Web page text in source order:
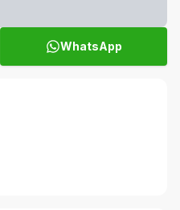
WhatsApp